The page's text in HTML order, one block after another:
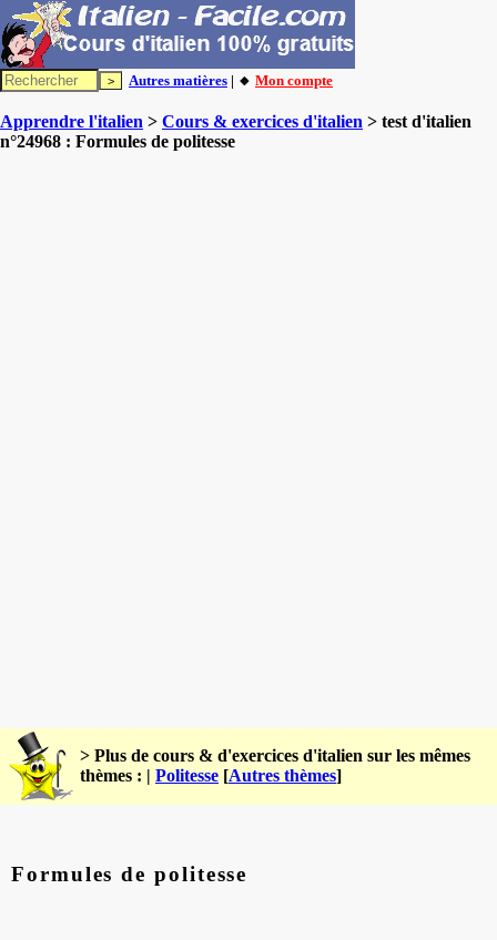
Autres matières | 🔸 Mon compte
Apprendre l'italien > Cours & exercices d'italien > test d'italien
n°24968 : Formules de politesse
> Plus de cours & d'exercices d'italien sur les mêmes
thèmes : | Politesse [Autres thèmes]
Formules de politesse